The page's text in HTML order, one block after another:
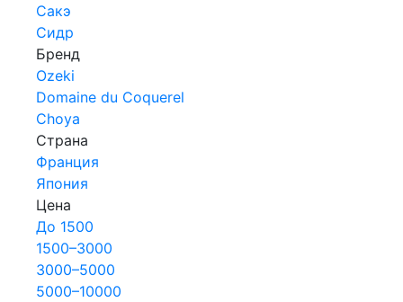
Сакэ
Сидр
Бренд
Ozeki
Domaine du Coquerel
Choya
Страна
Франция
Япония
Цена
До 1500
1500–3000
3000–5000
5000–10000